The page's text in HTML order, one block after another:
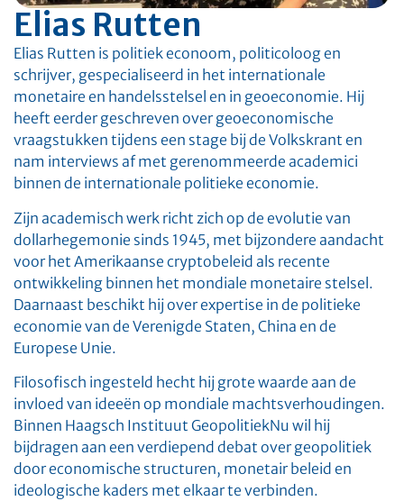
Elias Rutten
Elias Rutten is politiek econoom, politicoloog en
schrijver, gespecialiseerd in het internationale
monetaire en handelsstelsel en in geoeconomie. Hij
heeft eerder geschreven over geoeconomische
vraagstukken tijdens een stage bij de Volkskrant en
nam interviews af met gerenommeerde academici
binnen de internationale politieke economie.
Zijn academisch werk richt zich op de evolutie van
dollarhegemonie sinds 1945, met bijzondere aandacht
voor het Amerikaanse cryptobeleid als recente
ontwikkeling binnen het mondiale monetaire stelsel.
Daarnaast beschikt hij over expertise in de politieke
economie van de Verenigde Staten, China en de
Europese Unie.
Filosofisch ingesteld hecht hij grote waarde aan de
invloed van ideeën op mondiale machtsverhoudingen.
Binnen Haagsch Instituut GeopolitiekNu wil hij
bijdragen aan een verdiepend debat over geopolitiek
door economische structuren, monetair beleid en
ideologische kaders met elkaar te verbinden.